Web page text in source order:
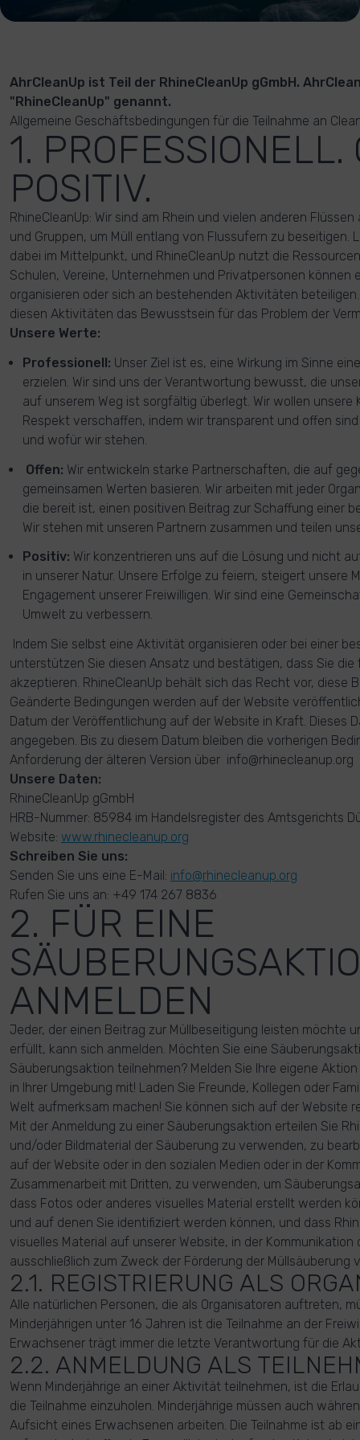
AhrCleanUp ist Teil der RhineCleanUp gGmbH.
"RhineCleanUp" genannt.
Allgemeine Geschäftsbedingungen für die Teilnahme an
1. PROFESSIONELL.
POSITIV.
RhineCleanUp: Wir sind am Rhein und vielen anderen
und Gruppen, um Müll entlang von Flussufern zu beseitigen.
dabei im Mittelpunkt, und RhineCleanUp nutzt die
Schulen, Vereine, Unternehmen und Privatpersonen können
organisieren oder sich an bestehenden Aktivitäten
diesen Aktivitäten das Bewusstsein für das Problem der
Unsere Werte:
Professionell: Unser Ziel ist es, eine Wirkung im Sinne
erzielen. Wir sind uns der Verantwortung bewusst, die
auf unserem Weg ist sorgfältig überlegt. Wir wollen
Respekt verschaffen, indem wir transparent und offen
und wofür wir stehen.
Offen: Wir entwickeln starke Partnerschaften, die auf
gemeinsamen Werten basieren. Wir arbeiten mit jeder
die bereit ist, einen positiven Beitrag zur Schaffung einer
Wir stehen mit unseren Partnern zusammen und teilen
Positiv: Wir konzentrieren uns auf die Lösung und nicht
in unserer Natur. Unsere Erfolge zu feiern, steigert unsere
Engagement unserer Freiwilligen. Wir sind eine
Umwelt zu verbessern.
Indem Sie selbst eine Aktivität organisieren oder bei einer
unterstützen Sie diesen Ansatz und bestätigen, dass Sie
akzeptieren. RhineCleanUp behält sich das Recht vor, diese
Geänderte Bedingungen werden auf der Website
Datum der Veröffentlichung auf der Website in Kraft. Dieses
angegeben. Bis zu diesem Datum bleiben die vorherigen
Anforderung der älteren Version über
Unsere Daten:
RhineCleanUp gGmbH
HRB-Nummer: 85984 im Handelsregister des Amtsgerichts
Website: www.rhinecleanup.org
Schreiben Sie uns:
Senden Sie uns eine E-Mail: info@rhinecleanup.org
Rufen Sie uns an: +49 174 267 8836
2. FÜR EINE
ANMELDEN
Jeder, der einen Beitrag zur Müllbeseitigung leisten möchte
erfüllt, kann sich anmelden. Möchten Sie eine
Säuberungsaktion teilnehmen? Melden Sie Ihre eigene
in Ihrer Umgebung mit! Laden Sie Freunde, Kollegen oder
Welt aufmerksam machen! Sie können sich auf der Website
Mit der Anmeldung zu einer Säuberungsaktion erteilen Sie
und/oder Bildmaterial der Säuberung zu verwenden, zu
auf der Website oder in den sozialen Medien oder in der
Zusammenarbeit mit Dritten, zu verwenden, um
dass Fotos oder anderes visuelles Material erstellt werden
und auf denen Sie identifiziert werden können, und dass
visuelles Material auf unserer Website, in der Kommunikation
ausschließlich zum Zweck der Förderung der Müllsäuberung
2.1. REGISTRIERUNG ALS
Alle natürlichen Personen, die als Organisatoren auftreten,
Minderjährigen unter 16 Jahren ist die Teilnahme an der
Erwachsener trägt immer die letzte Verantwortung für die
2.2. ANMELDUNG ALS
Wenn Minderjährige an einer Aktivität teilnehmen, ist die
die Teilnahme einzuholen. Minderjährige müssen auch
Aufsicht eines Erwachsenen arbeiten. Die Teilnahme ist ab